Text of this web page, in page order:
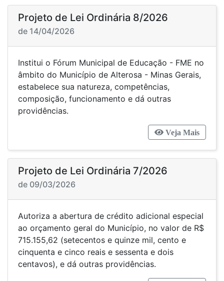
Projeto de Lei Ordinária 8/2026
de 14/04/2026
Institui o Fórum Municipal de Educação - FME no
âmbito do Município de Alterosa - Minas Gerais,
estabelece sua natureza, competências,
composição, funcionamento e dá outras
providências.
Veja Mais
Projeto de Lei Ordinária 7/2026
de 09/03/2026
Autoriza a abertura de crédito adicional especial
ao orçamento geral do Município, no valor de R$
715.155,62 (setecentos e quinze mil, cento e
cinquenta e cinco reais e sessenta e dois
centavos), e dá outras providências.